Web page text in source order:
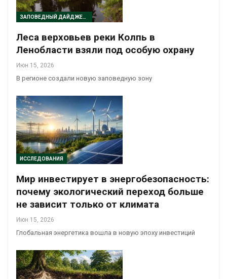
ЗАПОВЕДНЫЙ ДАЙДЖЕСТ
Леса верховьев реки Колпь в
Ленобласти взяли под особую охрану
Июн 15, 2026
В регионе создали новую заповедную зону
ИССЛЕДОВАНИЯ
Мир инвестирует в энергобезопасность:
почему экологический переход больше
не зависит только от климата
Июн 15, 2026
Глобальная энергетика вошла в новую эпоху инвестиций